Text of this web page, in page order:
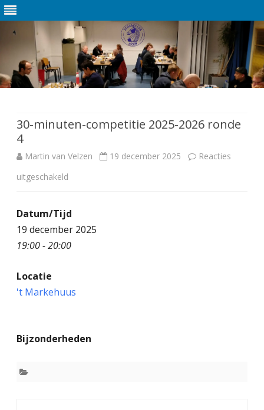
de
inhoud
30-minuten-competitie 2025-2026 ronde
4
Martin van Velzen 19 december 2025
Reacties
uitgeschakeld
o
i
Datum/Tijd
19 december 2025
19:00 - 20:00
Locatie
't Markehuus
Bijzonderheden